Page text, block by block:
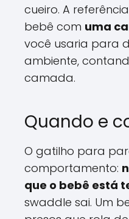
cueiro. A
bebê com uma
você usaria para
ambiente,
camada.
Quando e
O gatilho para
comportamento:
que o bebê está
swaddle sai. Um